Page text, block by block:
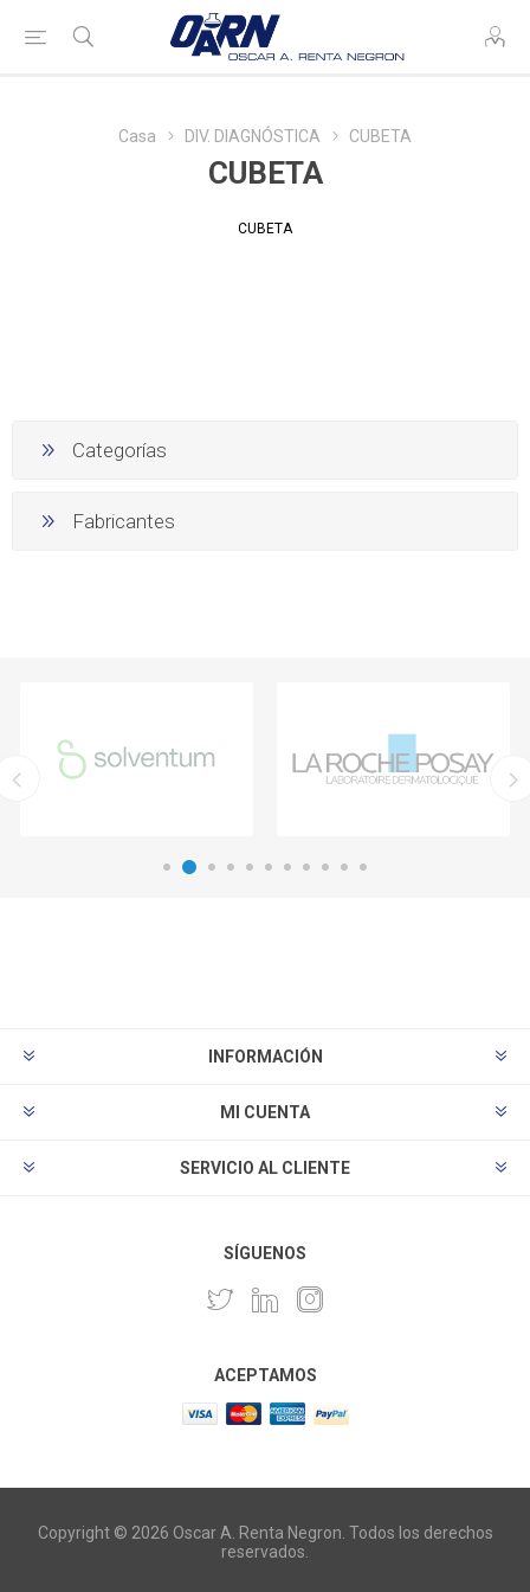
Casa DIV. DIAGNÓSTICA CUBETA
CUBETA
CUBETA
Categorías
Fabricantes
INFORMACIÓN
MI CUENTA
SERVICIO AL CLIENTE
SÍGUENOS
ACEPTAMOS
Copyright © 2026 Oscar A. Renta Negron. Todos los derechos
reservados.